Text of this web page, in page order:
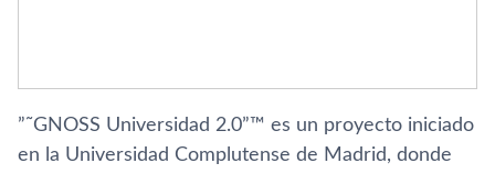
”˜GNOSS Universidad 2.0”™ es un proyecto iniciado
en la Universidad Complutense de Madrid, donde